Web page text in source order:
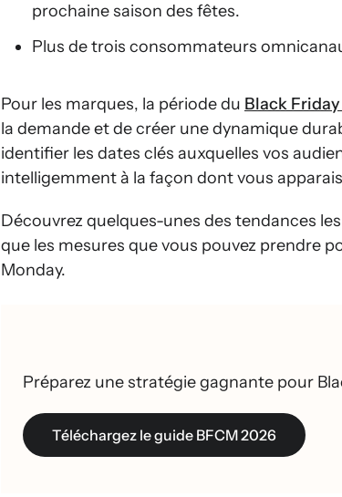
prochaine saison des fêtes.
Plus de trois consommateurs
Pour les marques, la période du Black
la demande et de créer une dynamique
identifier les dates clés auxquelles vos
intelligemment à la façon dont vous
Découvrez quelques-unes des tendances
que les mesures que vous pouvez prendre
Monday.
Préparez une stratégie gagnante pour
Téléchargez le guide BFCM 2026